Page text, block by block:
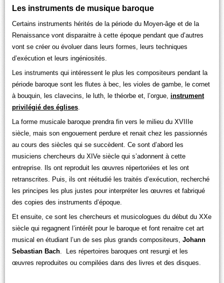
Les instruments de musique baroque
Certains instruments hérités de la période du Moyen-âge et de la
Renaissance vont disparaitre à cette époque pendant que d’autres
vont se créer ou évoluer dans leurs formes, leurs techniques
d’exécution et leurs ingéniosités.
Les instruments qui intéressent le plus les compositeurs pendant la
période baroque sont les flutes à bec, les violes de gambe, le cornet
à bouquin, les clavecins, le luth, le théorbe et, l’orgue,instrument
privilégié des églises
La forme musicale baroque prendra fin vers le milieu du XVIIIe
siècle, mais son engouement perdure et renait chez les passionnés
au cours des siècles qui se succèdent. Ce sont d’abord les
musiciens chercheurs du XIVe siècle qui s’adonnent à cette
entreprise. Ils ont reproduit les œuvres répertoriées et les ont
retranscrites. Puis, ils ont réétudié les traités d’exécution, recherché
les principes les plus justes pour interpréter les œuvres et fabriqué
des copies des instruments d’époque.
Et ensuite, ce sont les chercheurs et musicologues du début du XXe
siècle qui regagnent l’intérêt pour le baroque et font renaitre cet art
musical en étudiant l’un de ses plus grands compositeurs,Johann
Sebastian Bach . Les répertoires baroques ont resurgi et les
œuvres reproduites ou compilées dans des livres et des disques.